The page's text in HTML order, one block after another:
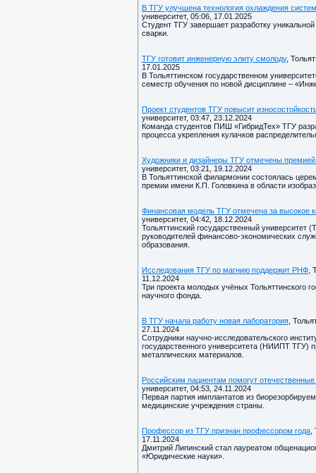
В ТГУ улучшена технология охлаждения
университет, 05:06, 17.01.2025
Студент ТГУ завершает разработку
сварки.
ТГУ готовит инженерную элиту смолоду,
17.01.2025
В Тольяттинском государственном
семестр обучения по новой дисциплине –
Проект студентов ТГУ повысит
университет, 03:47, 23.12.2024
Команда студентов ПИШ «ГибридТех» ТГУ
процесса укрепления кулачков
Художники и дизайнеры ТГУ отмечены премией
университет, 03:21, 19.12.2024
В Тольяттинской филармонии состоялась
премии имени К.П. Головкина в области
Финансовая модель ТГУ отмечена за высокое
университет, 04:42, 18.12.2024
Тольяттинский государственный университет
руководителей финансово-экономических
образования.
Исследования ТГУ по магнию поддержит РНФ ,
11.12.2024
Три проекта молодых учёных Тольяттинского
научного фонда.
В ТГУ начала работу новая лаборатория ,
27.11.2024
Сотрудники научно-исследовательского
государственного университета (НИИПТ ТГУ)
металлических материалов.
Российским пациентам помогут
университет, 04:53, 24.11.2024
Первая партия имплантатов из
медицинские учреждения страны.
Профессор из ТГУ признан профессором года
17.11.2024
Дмитрий Липинский стал лауреатом
«Юридические науки».